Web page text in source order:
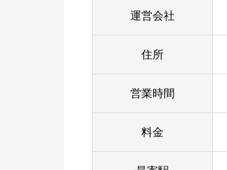
運営会社
住所
営業時間
料金